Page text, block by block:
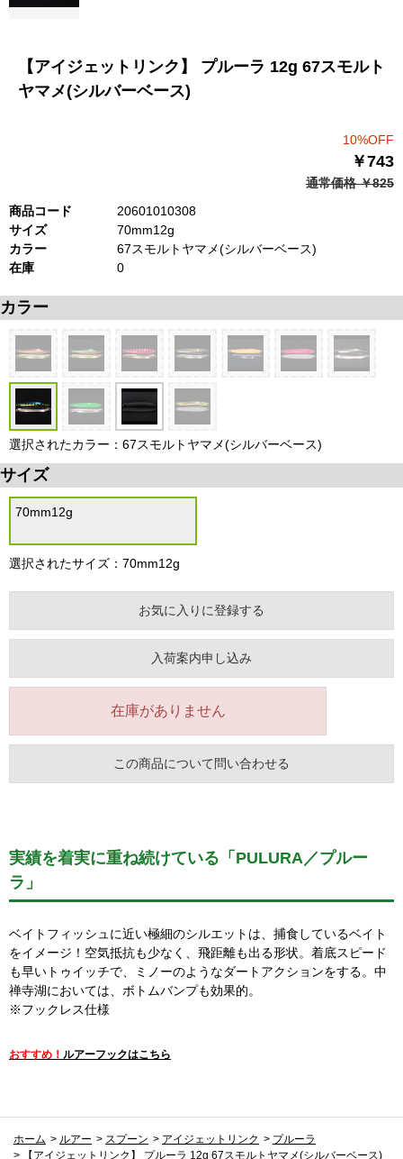
【アイジェットリンク】 プルーラ 12g 67スモルト
ヤマメ(シルバーベース)
10%OFF
￥743
通常価格 ￥825
商品コード
20601010308
サイズ
70mm12g
カラー
67スモルトヤマメ(シルバーベース)
在庫
0
カラー
選択されたカラー：67スモルトヤマメ(シルバーベース)
サイズ
70mm12g
選択されたサイズ：70mm12g
お気に入りに登録する
入荷案内申し込み
在庫がありません
この商品について問い合わせる
実績を着実に重ね続けている「PULURA／プルー
ラ」
ベイトフィッシュに近い極細のシルエットは、捕食しているベイト
をイメージ！空気抵抗も少なく、飛距離も出る形状。着底スピード
も早いトゥイッチで、ミノーのようなダートアクションをする。中
禅寺湖においては、ボトムバンプも効果的。
※フックレス仕様
おすすめ！ ルアーフックはこちら
ホーム > ルアー > スプーン > アイジェットリンク > プルーラ
>
【アイジェットリンク】 プルーラ 12g 67スモルトヤマメ(シルバーベース)